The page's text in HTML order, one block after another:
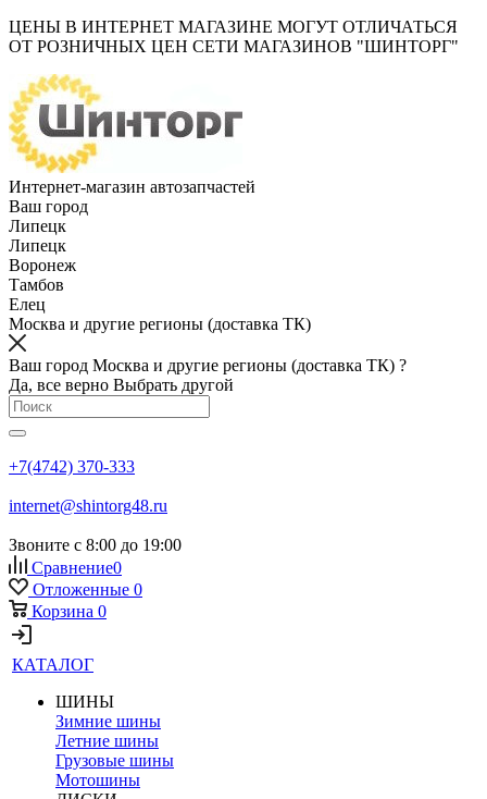
ЦЕНЫ В ИНТЕРНЕТ МАГАЗИНЕ МОГУТ ОТЛИЧАТЬСЯ
ОТ РОЗНИЧНЫХ ЦЕН СЕТИ МАГАЗИНОВ "ШИНТОРГ"
Интернет-магазин автозапчастей
Ваш город
Липецк
Липецк
Воронеж
Тамбов
Елец
Москва и другие регионы (доставка ТК)
Ваш город Москва и другие регионы (доставка ТК) ?
Да, все верно Выбрать другой
+7(4742) 370-333
internet@shintorg48.ru
Звоните с 8:00 до 19:00
Сравнение0
Отложенные 0
Корзина 0
КАТАЛОГ
ШИНЫ
Зимние шины
Летние шины
Грузовые шины
Мотошины